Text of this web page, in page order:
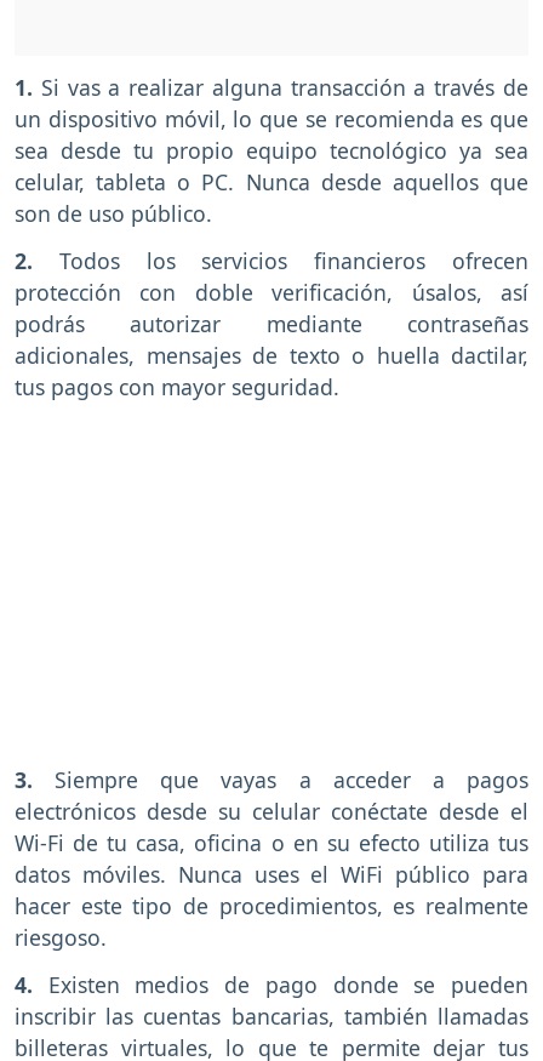
1. Si vas a realizar alguna transacción a través de
un dispositivo móvil, lo que se recomienda es que
sea desde tu propio equipo tecnológico ya sea
celular, tableta o PC. Nunca desde aquellos que
son de uso público.
2. Todos los servicios financieros ofrecen
protección con doble verificación, úsalos, así
podrás autorizar mediante contraseñas
adicionales, mensajes de texto o huella dactilar,
tus pagos con mayor seguridad.
3. Siempre que vayas a acceder a pagos
electrónicos desde su celular conéctate desde el
Wi-Fi de tu casa, oficina o en su efecto utiliza tus
datos móviles. Nunca uses el WiFi público para
hacer este tipo de procedimientos, es realmente
riesgoso.
4. Existen medios de pago donde se pueden
inscribir las cuentas bancarias, también llamadas
billeteras virtuales, lo que te permite dejar tus